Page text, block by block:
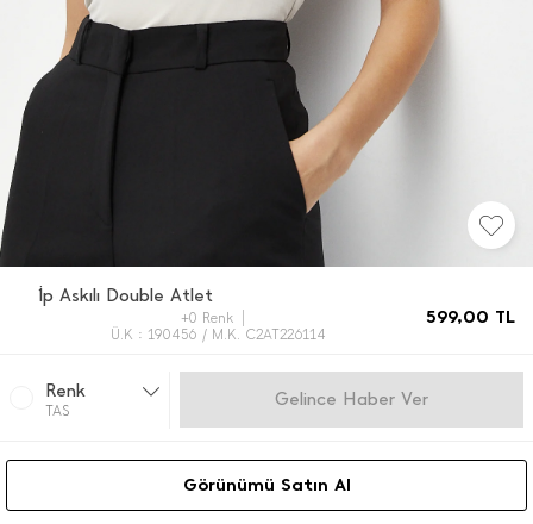
İ̇p Askılı Double Atlet
+0 Renk
Ü.K : 190456 / M.K. C2AT226114
599,00 TL
Renk
TAS
Gelince Haber Ver
Görünümü Satın Al